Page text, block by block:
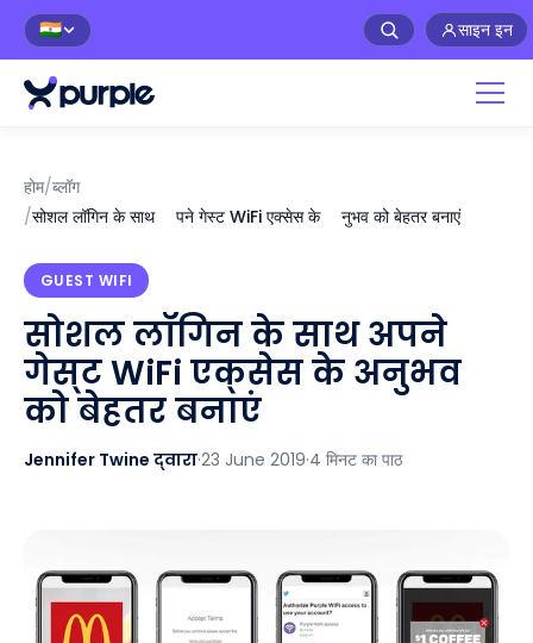
🇮🇳 साइन इन
होम/ब्लॉग
/सोशल लॉगिन के साथ अपने गेस्ट WiFi एक्सेस के अनुभव को बेहतर बनाएं
GUEST WIFI
सोशल लॉगिन के साथ अपने
गेस्ट WiFi एक्सेस के अनुभव
को बेहतर बनाएं
Jennifer Twine द्वारा·23 June 2019·4 मिनट का पाठ